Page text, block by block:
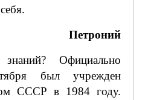
себя.
Петроний
Официально
был учрежден
СССР в 1984 году.